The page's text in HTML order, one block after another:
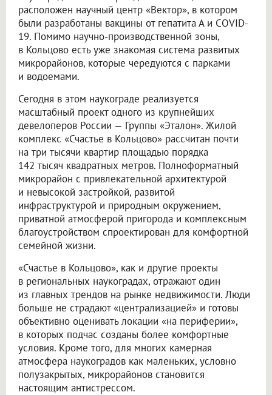
расположен научный центр «Вектор», в котором
были разработаны вакцины от гепатита А и COVID-
19. Помимо научно-производственной зоны,
в Кольцово есть уже знакомая система развитых
микрорайонов, которые чередуются с парками
и водоемами.
Сегодня в этом наукограде реализуется
масштабный проект одного из крупнейших
девелоперов России — Группы «Эталон». Жилой
комплекс «Счастье в Кольцово» рассчитан почти
на три тысячи квартир площадью порядка
142 тысяч квадратных метров. Полноформатный
микрорайон с привлекательной архитектурой
и невысокой застройкой, развитой
инфраструктурой и природным окружением,
приватной атмосферой пригорода и комплексным
благоустройством спроектирован для комфортной
семейной жизни.
«Счастье в Кольцово», как и другие проекты
в региональных наукоградах, отражают один
из главных трендов на рынке недвижимости. Люди
больше не страдают «централизацией» и готовы
объективно оценивать локации «на периферии»,
в которых подчас созданы более комфортные
условия. Кроме того, для многих камерная
атмосфера наукоградов как маленьких, условно
полузакрытых, микрорайонов становится
настоящим антистрессом.